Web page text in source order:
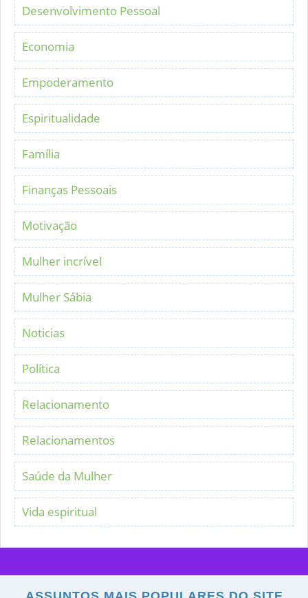
Desenvolvimento Pessoal
Economia
Empoderamento
Espiritualidade
Família
Finanças Pessoais
Motivação
Mulher incrível
Mulher Sábia
Noticias
Política
Relacionamento
Relacionamentos
Saúde da Mulher
Vida espiritual